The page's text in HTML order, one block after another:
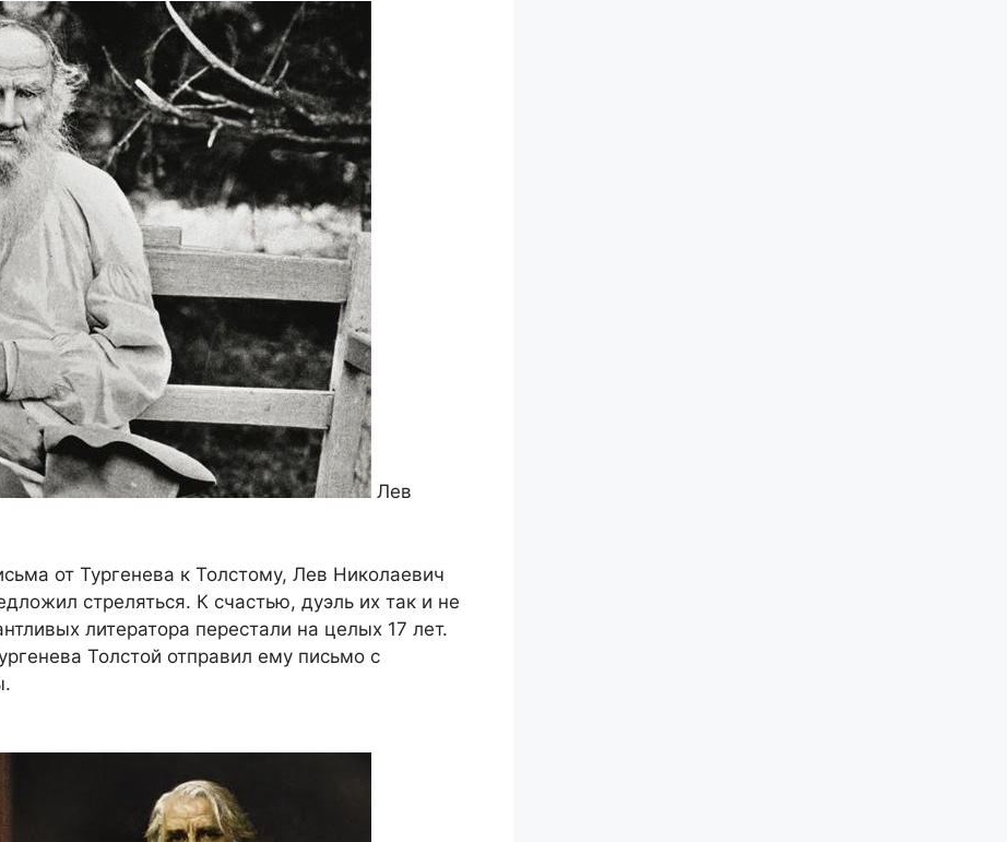
Лев
от Тургенева к Толстому, Лев Николаевич
стреляться. К счастью, дуэль их так и не
литератора перестали на целых 17 лет.
Толстой отправил ему письмо с